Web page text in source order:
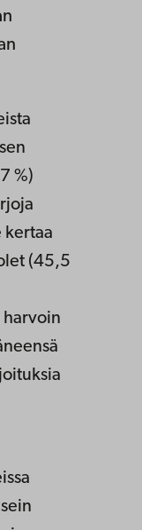
%)
kertaa
(45,5